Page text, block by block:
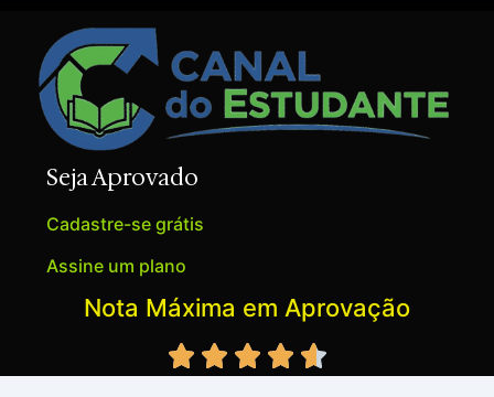
Seja Aprovado
Cadastre-se grátis
Assine um plano
Nota Máxima em Aprovação